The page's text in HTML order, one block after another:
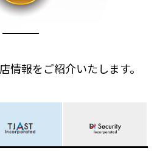
情報をご紹介いたします。